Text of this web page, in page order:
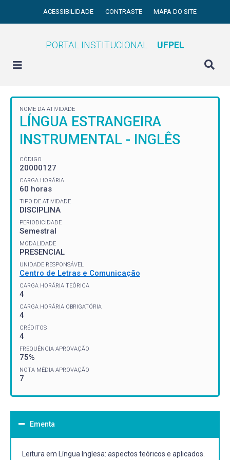
ACESSIBILIDADE CONTRASTE MAPA DO SITE
PORTAL INSTITUCIONAL UFPEL
NOME DA ATIVIDADE
LÍNGUA ESTRANGEIRA
INSTRUMENTAL - INGLÊS
CÓDIGO
20000127
CARGA HORÁRIA
60 horas
TIPO DE ATIVIDADE
DISCIPLINA
PERIODICIDADE
Semestral
MODALIDADE
PRESENCIAL
UNIDADE RESPONSÁVEL
Centro de Letras e Comunicação
CARGA HORÁRIA TEÓRICA
4
CARGA HORÁRIA OBRIGATÓRIA
4
CRÉDITOS
4
FREQUÊNCIA APROVAÇÃO
75%
NOTA MÉDIA APROVAÇÃO
7
Ementa
Leitura em Língua Inglesa: aspectos teóricos e aplicados.